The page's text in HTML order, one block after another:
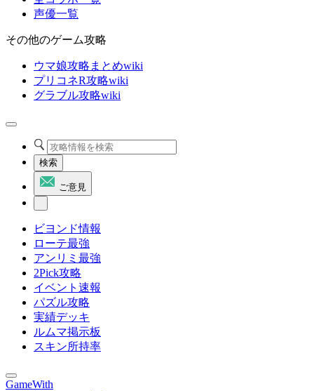
声優一覧
その他のゲーム攻略
ウマ娘攻略まとめwiki
プリコネR攻略wiki
グラブル攻略wiki
検索
ご意見
ビヨンド情報
ローテ最強
アンリミ最強
2Pick攻略
イベント速報
パズル攻略
実績デッキ
ルムマ掲示板
スキン所持率
GameWith